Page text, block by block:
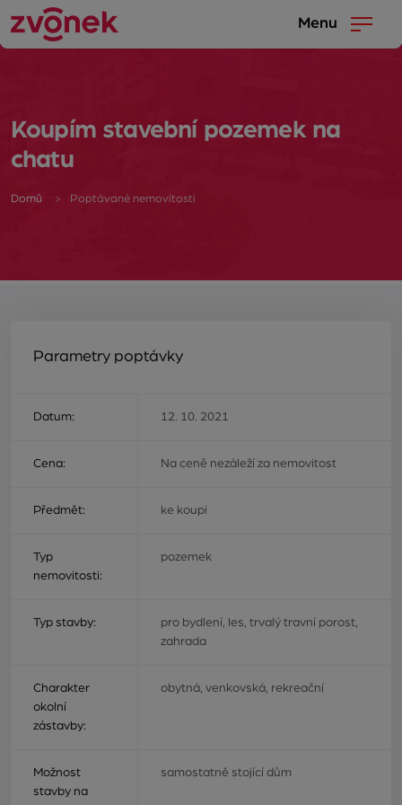
Menu
Koupím stavební pozemek na
chatu
Domů Poptávané nemovitosti
Parametry poptávky
Datum: 12. 10. 2021
Cena: Na ceně nezáleží za nemovitost
Předmět: ke koupi
Typ
nemovitosti:
pozemek
Typ stavby:
pro bydlení, les, trvalý travní porost,
zahrada
Charakter
okolní
zástavby:
obytná, venkovská, rekreační
Možnost
stavby na
samostatně stojící dům